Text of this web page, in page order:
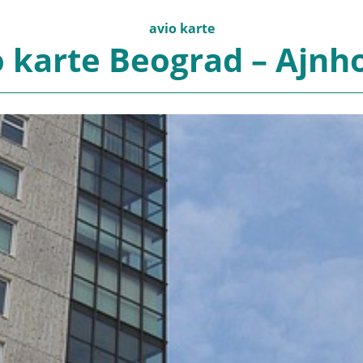
avio karte
karte Beograd –